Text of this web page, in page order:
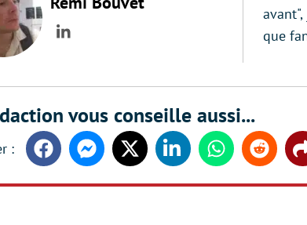
LinkedIn
que
vous conseille aussi...
FacebookMessengerTwitter LinkedinWhatsappReddit